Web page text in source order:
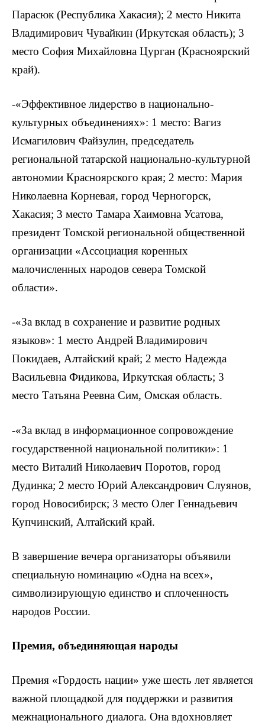
Парасюк (Республика Хакасия); 2 место Никита
Владимирович Чувайкин (Иркутская область); 3
место София Михайловна Цурган (Красноярский
край).
-«Эффективное лидерство в национально-
культурных объединениях»: 1 место: Вагиз
Исмагилович Файзулин, председатель
региональной татарской национально-культурной
автономии Красноярского края; 2 место: Мария
Николаевна Корневая, город Черногорск,
Хакасия; 3 место Тамара Хаимовна Усатова,
президент Томской региональной общественной
организации «Ассоциация коренных
малочисленных народов севера Томской
области».
-«За вклад в сохранение и развитие родных
языков»: 1 место Андрей Владимирович
Покидаев, Алтайский край; 2 место Надежда
Васильевна Фидикова, Иркутская область; 3
место Татьяна Реевна Сим, Омская область.
-«За вклад в информационное сопровождение
государственной национальной политики»: 1
место Виталий Николаевич Поротов, город
Дудинка; 2 место Юрий Александрович Слуянов,
город Новосибирск; 3 место Олег Геннадьевич
Купчинский, Алтайский край.
В завершение вечера организаторы объявили
специальную номинацию «Одна на всех»,
символизирующую единство и сплоченность
народов России.
Премия, объединяющая народы
Премия «Гордость нации» уже шесть лет является
важной площадкой для поддержки и развития
межнационального диалога. Она вдохновляет